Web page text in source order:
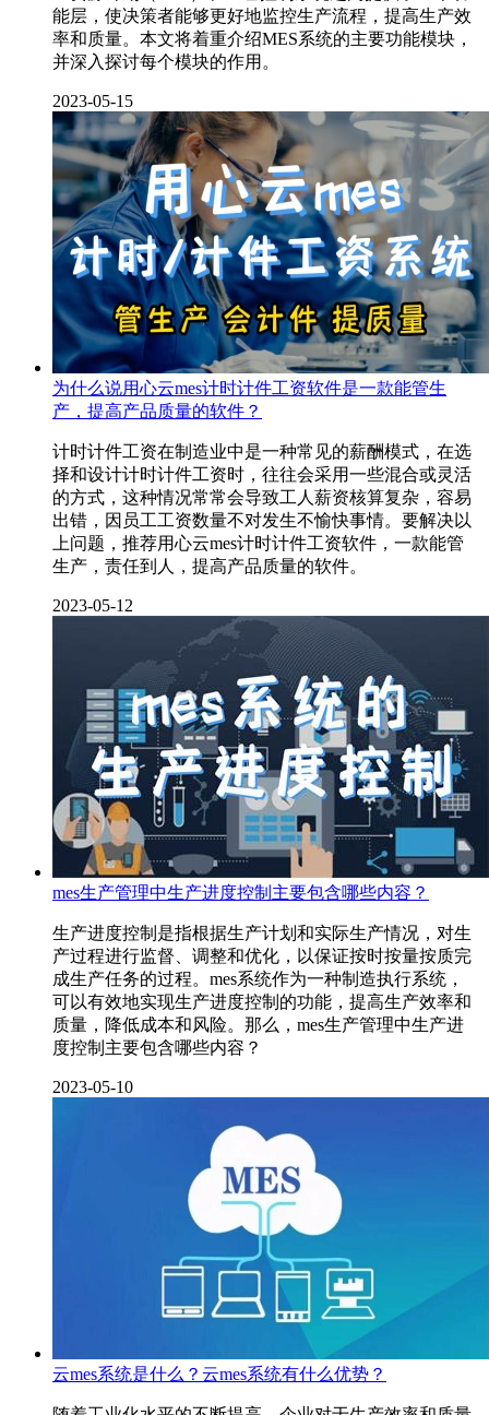
能层，使决策者能够更好地监控生产流程，提高生产效
率和质量。本文将着重介绍MES系统的主要功能模块，
并深入探讨每个模块的作用。
2023-05-15
为什么说用心云mes计时计件工资软件是一款能管生
产，提高产品质量的软件？
计时计件工资在制造业中是一种常见的薪酬模式，在选
择和设计计时计件工资时，往往会采用一些混合或灵活
的方式，这种情况常常会导致工人薪资核算复杂，容易
出错，因员工工资数量不对发生不愉快事情。要解决以
上问题，推荐用心云mes计时计件工资软件，一款能管
生产，责任到人，提高产品质量的软件。
2023-05-12
mes生产管理中生产进度控制主要包含哪些内容？
生产进度控制是指根据生产计划和实际生产情况，对生
产过程进行监督、调整和优化，以保证按时按量按质完
成生产任务的过程。mes系统作为一种制造执行系统，
可以有效地实现生产进度控制的功能，提高生产效率和
质量，降低成本和风险。那么，mes生产管理中生产进
度控制主要包含哪些内容？
2023-05-10
云mes系统是什么？云mes系统有什么优势？